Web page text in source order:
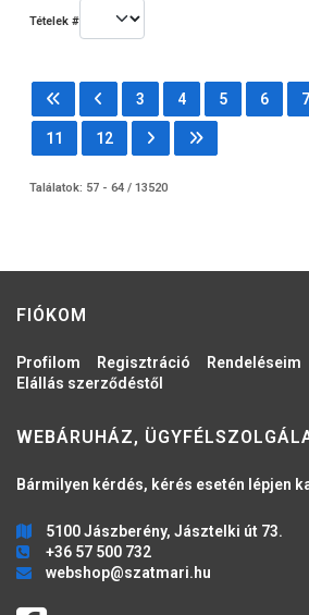
Tételek #
3 4 5 6 7
11 12
Találatok: 57 - 64 / 13520
FIÓKOM
Profilom Regisztráció Rendeléseim
Elállás szerződéstől
WEBÁRUHÁZ,
Bármilyen kérdés, kérés esetén lépjen
5100 Jászberény, Jásztelki út 73.
+36 57 500 732
webshop@szatmari.hu